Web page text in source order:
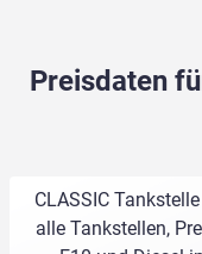
Preisdaten
CLASSIC
alle Tankstellen,